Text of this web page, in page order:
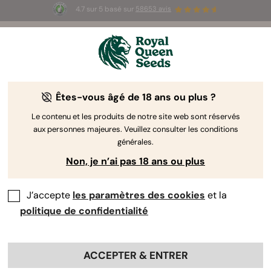
4.7 sur 5 basé sur 58653 avis
1+1 OFFERT -Offre à durée limitée
2d 13h 54m 49s
The RQS Blog
Articles Cannabis Lifestyle
Êtes-vous âgé de 18 ans ou plus ?
Le contenu et les produits de notre site web sont réservés
aux personnes majeures. Veuillez consulter les conditions
générales.
Non, je n’ai pas 18 ans ou plus
J’accepte les paramètres des cookies et la
politique de confidentialité
ACCEPTER & ENTRER